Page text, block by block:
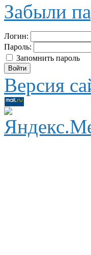
Забыли
Логин:
Пароль:
Запомнить пароль
Версия